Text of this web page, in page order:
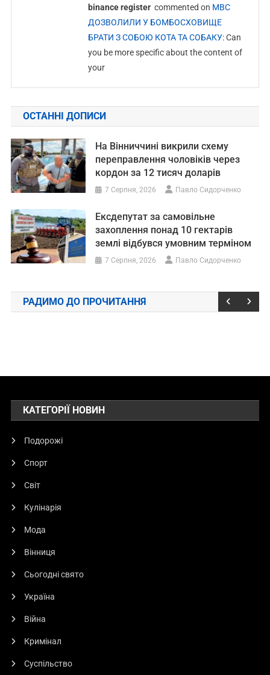
binance register commented on МВС
ДОЗВОЛИЛИ У БОМБОСХОВИЩЕ
БРАТИ З СОБОЮ КОТА ТА СОБАКУ: Can
you be more specific about the content of
your
ОСТАННІ ДОПИСИ
На Вінниччині викрили схему
переправлення чоловіків через
кордон за 12 тисяч доларів
7 Серпня, 2026 Павло Сидорченко
Ексдепутат за самовільне
захоплення понад 10 гектарів
землі відбувся умовним терміном
7 Серпня, 2026 Павло Сидорченко
РАДИМО ДО ПРОЧИТАННЯ
Вінничина
Двоє педагогів з Вінниччини увійшли
до ТОП-50 найкращих учителів
5 Серпня, 2026
КАТЕГОРІЇ НОВИН
Подорожі
Спорт
Світ
Кулінарія
Мода
Вінниця
Сьогодні свято
Україна
Війна
Кримінал
Суспільство